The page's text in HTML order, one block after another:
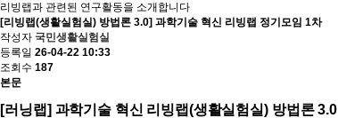
리빙랩과 관련된 연구활동을 소개합니다
[리빙랩(생활실험실) 방법론 3.0] 과학기술 혁신 리빙랩 정기모임 1차
작성자 국민생활실험실
등록일 26-04-22 10:33
조회수 187
본문
[러닝랩] 과학기술 혁신 리빙랩(생활실험실) 방법론3.0